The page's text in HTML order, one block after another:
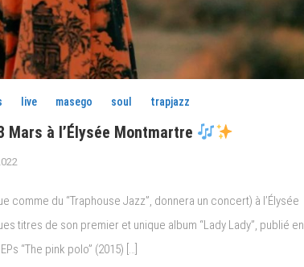
live masego soul trapjazz
Mars à l’Élysée Montmartre
comme du “Traphouse Jazz”, donnera un concert) à l’Élysée
titres de son premier et unique album “Lady Lady”, publié en
“The pink polo” (2015) […]